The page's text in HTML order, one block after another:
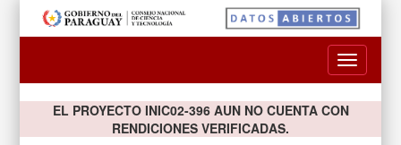
Toggle
EL PROYECTO INIC02-396 AUN NO CUENTA CON
RENDICIONES VERIFICADAS.